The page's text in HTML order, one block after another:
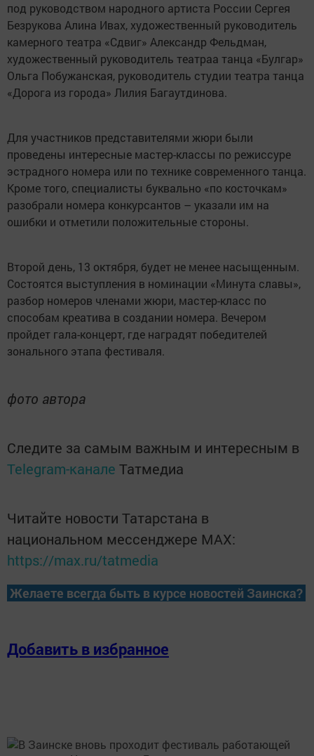
под руководством народного артиста России Сергея
Безрукова Алина Ивах, художественный руководитель
камерного театра «Сдвиг» Александр Фельдман,
художественный руководитель театраа танца «Булгар»
Ольга Побужанская, руководитель студии театра танца
«Дорога из города» Лилия Багаутдинова.
Для участников представителями жюри были
проведены интересные мастер-классы по режиссуре
эстрадного номера или по технике современного танца.
Кроме того, специалисты буквально «по косточкам»
разобрали номера конкурсантов – указали им на
ошибки и отметили положительные стороны.
Второй день, 13 октября, будет не менее насыщенным.
Состоятся выступления в номинации «Минута славы»,
разбор номеров членами жюри, мастер-класс по
способам креатива в создании номера. Вечером
пройдет гала-концерт, где наградят победителей
зонального этапа фестиваля.
фото автора
Следите за самым важным и интересным в
Telegram-канале Татмедиа
Читайте новости Татарстана в
национальном мессенджере MАХ:
https://max.ru/tatmedia
Желаете всегда быть в курсе новостей Заинска?
Добавить в избранное